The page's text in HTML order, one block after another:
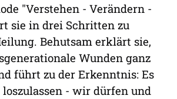
"Verstehen - Verändern -
sie in drei Schritten zu
Behutsam erklärt sie,
Wunden ganz
führt zu der Erkenntnis: Es
- wir dürfen und